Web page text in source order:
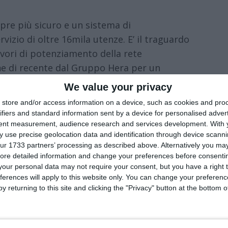
We value your privacy
store and/or access information on a device, such as cookies and
and standard information sent by a device for personalised
measurement, audience research and services development. With
use precise geolocation data and identification through device
1733 partners’ processing as described above. Alternatively you
detailed information and change your preferences before
personal data may not require your consent, but you have a right
will apply to this website only. You can change your
returning to this site and clicking the "Privacy" button at the bottom
più sicuro e un sistema di
di oltre 16mila utenze. E’ il traguardo
di potenziamento della rete
recente dal Gruppo Hera per un
da fondi Pnrr.
adduttrice in uscita dalla centrale di
la condotta esistente, rappresenta di
del Comune. I cittadini e le imprese
di approvvigionamento idrico
dell’acqua più affidabile, limitando
Prima di questo intervento, progettato
infatti contare su un’unica